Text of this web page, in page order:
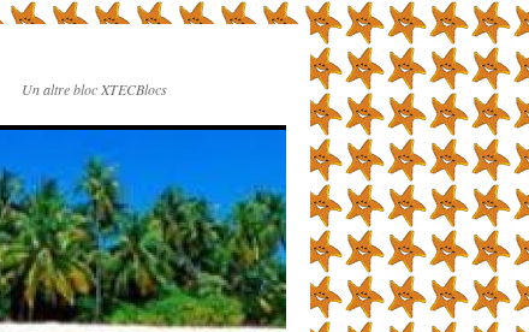
Un altre bloc XTECBlocs